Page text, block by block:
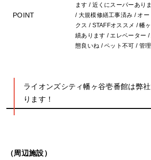
POINT
ます / 近くにスーパーあり
/ 大規模修繕工事済み / オ
クス / STAFFオススメ / 幡
績あります / エレベーター
態良いね / ペット不可 / 管
ライオンズシティ幡ヶ谷壱番館は弊
ります！
（周辺施設）